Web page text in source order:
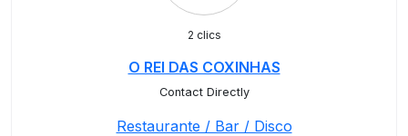
2 clics
O REI DAS COXINHAS
Contact Directly
Restaurante / Bar / Disco